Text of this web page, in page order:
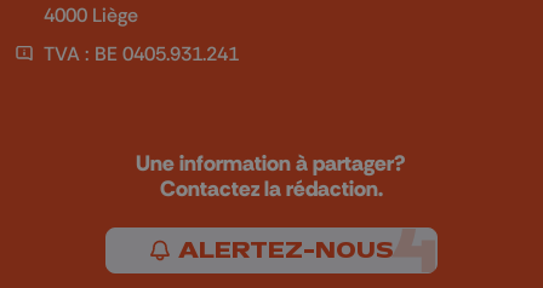
4000 Liège
TVA : BE 0405.931.241
Une information à partager?
Contactez la rédaction.
ALERTEZ-NOUS